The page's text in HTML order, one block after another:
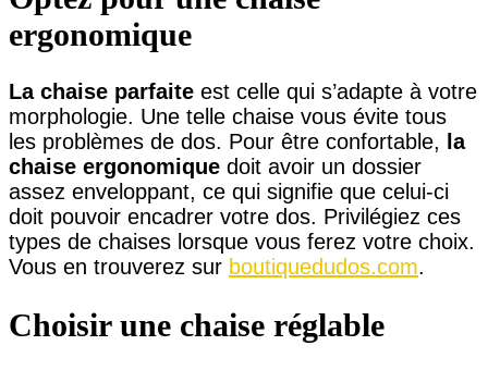
ergonomique
La chaise parfaite est celle qui s’adapte à votre
morphologie. Une telle chaise vous évite tous
les problèmes de dos. Pour être confortable,
la
chaise ergonomique doit avoir un dossier
assez enveloppant, ce qui signifie que celui-ci
doit pouvoir encadrer votre dos. Privilégiez ces
types de chaises lorsque vous ferez votre choix.
Vous en trouverez sur boutiquedudos.com.
Choisir une chaise réglable